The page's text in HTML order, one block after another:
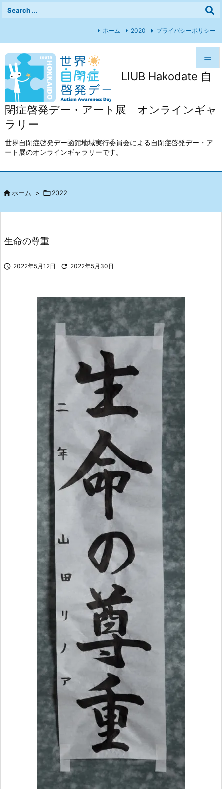
LIUB Hakodate 自
閉症啓発デー・アート展 オンラインギャ
ラリー
世界自閉症啓発デー函館地域実行委員会による自閉症啓発デー・ア
ート展のオンラインギャラリーです。



前へ
次へ
ホーム 2020 プライバシーポリシー
ホーム > 2022
生命の尊重
 2022年5月12日  2022年5月30日